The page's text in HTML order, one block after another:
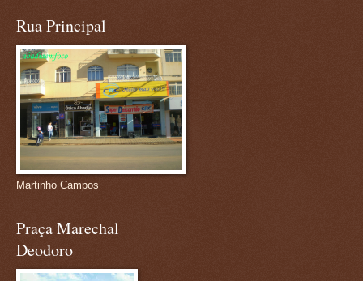
Rua Principal
Martinho Campos
Praça Marechal
Deodoro